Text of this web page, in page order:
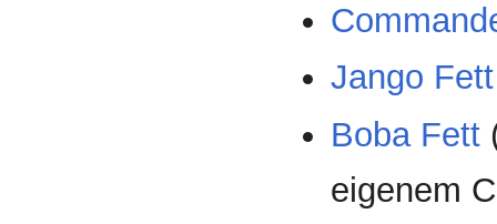
Jango Fett
Boba Fett
eigenem